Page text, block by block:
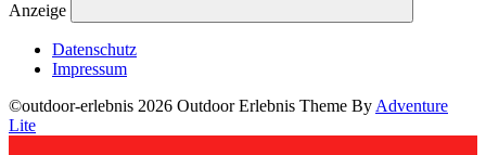
Anzeige
Datenschutz
Impressum
©outdoor-erlebnis 2026 Outdoor Erlebnis Theme By Adventure
Lite